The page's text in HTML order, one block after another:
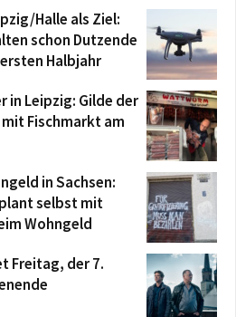
Halle als Ziel:
schon Dutzende
Halbjahr
in Leipzig: Gilde der
Fischmarkt am
in Sachsen:
selbst mit
Wohngeld
Freitag, der 7.